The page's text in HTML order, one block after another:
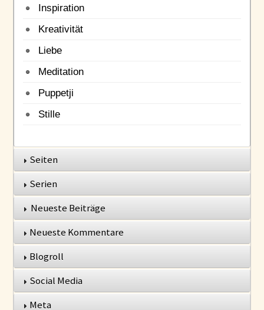
Inspiration
Kreativität
Liebe
Meditation
Puppetji
Stille
Seiten
Serien
Neueste Beiträge
Neueste Kommentare
Blogroll
Social Media
Meta